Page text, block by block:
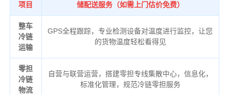
项目
储配送服务（如需上门估价免费）
整车
冷链
运输
GPS全程跟踪，专业检测设备对温度进行监控，让您
的货物温度轻松看得见
零担
冷链
物流
自营与联营运营，搭建零担专线集散中心，信息化，
标准化管理，规范冷链零担服务